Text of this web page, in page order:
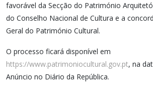
favorável da Secção do Património
do Conselho Nacional de Cultura e a
Geral do Património Cultural.
O processo ficará disponível em
https://www.patrimoniocultural.gov.pt, na
Anúncio no Diário da República.